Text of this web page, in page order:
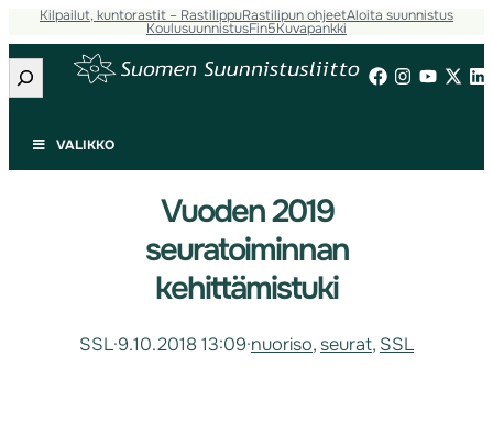
Kilpailut, kuntorastit – RastilippuRastilipun ohjeetAloita suunnistus
KoulusuunnistusFin5Kuvapankki
Etsi
VALIKKO
Vuoden 2019
seuratoiminnan
kehittämistuki
SSL·9.10.2018 13:09·nuoriso, seurat, SSL